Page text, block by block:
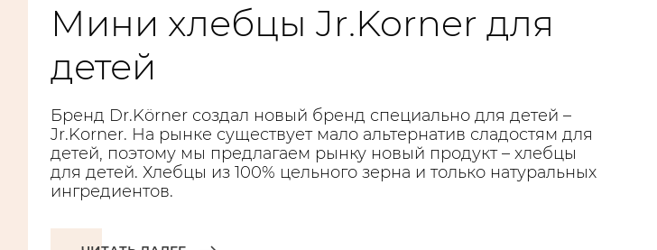
Мини хлебцы Jr.Korner для
детей
Бренд Dr.Körner создал новый бренд специально для детей –
Jr.Korner. На рынке существует мало альтернатив сладостям для
детей, поэтому мы предлагаем рынку новый продукт – хлебцы
для детей. Хлебцы из 100% цельного зерна и только натуральных
ингредиентов.